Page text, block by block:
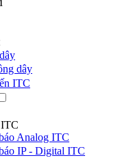
dây
ITC
Analog ITC
IP - Digital ITC